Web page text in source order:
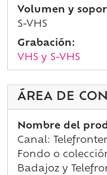
Volumen y
S-VHS
Grabación:
VHS y S-VHS
ÁREA DE
Nombre del
Canal:
Fondo o
Badajoz y